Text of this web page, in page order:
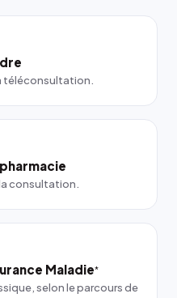
téléconsultation.
consultation.
Maladie*
selon le parcours de